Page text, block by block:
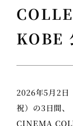
KOBE
2026年5月2日
祝）の3日間
CINEMA